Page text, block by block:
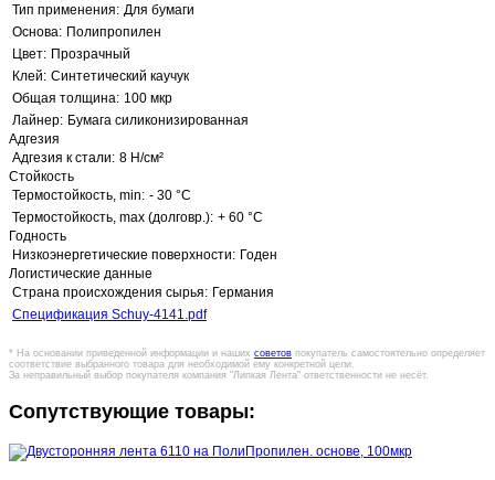
Тип применения: Для бумаги
Основа: Полипропилен
Цвет: Прозрачный
Клей: Синтетический каучук
Общая толщина: 100 мкр
Лайнер: Бумага силиконизированная
Адгезия
Адгезия к стали: 8 Н/см²
Стойкость
Термостойкость, min: - 30 °C
Термостойкость, max (долговр.): + 60 °C
Годность
Низкоэнергетические поверхности: Годен
Логистические данные
Страна происхождения сырья: Германия
Спецификация Schuy-4141.pdf
* На основании приведенной информации и наших советов покупатель самостоятельно определяет
соответствие выбранного товара для необходимой ему конкретной цели.
За неправильный выбор покупателя компания "Липкая Лента" ответственности не несёт.
Сопутствующие товары: